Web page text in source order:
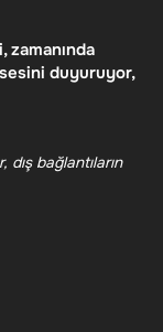
duyuruyor,
dış bağlantıların